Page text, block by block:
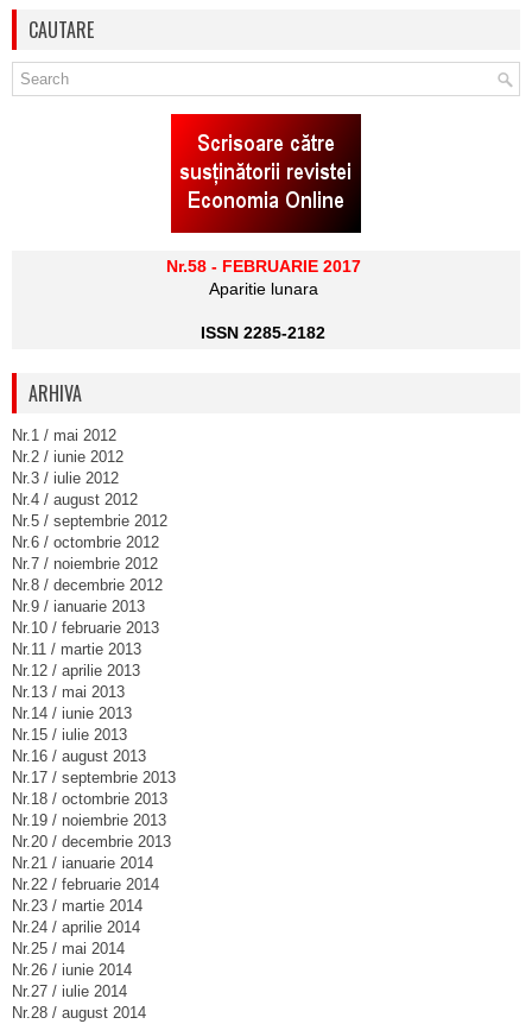
CAUTARE
Nr.58 - FEBRUARIE 2017
Aparitie lunara
ISSN 2285-2182
ARHIVA
Nr.1 / mai 2012
Nr.2 / iunie 2012
Nr.3 / iulie 2012
Nr.4 / august 2012
Nr.5 / septembrie 2012
Nr.6 / octombrie 2012
Nr.7 / noiembrie 2012
Nr.8 / decembrie 2012
Nr.9 / ianuarie 2013
Nr.10 / februarie 2013
Nr.11 / martie 2013
Nr.12 / aprilie 2013
Nr.13 / mai 2013
Nr.14 / iunie 2013
Nr.15 / iulie 2013
Nr.16 / august 2013
Nr.17 / septembrie 2013
Nr.18 / octombrie 2013
Nr.19 / noiembrie 2013
Nr.20 / decembrie 2013
Nr.21 / ianuarie 2014
Nr.22 / februarie 2014
Nr.23 / martie 2014
Nr.24 / aprilie 2014
Nr.25 / mai 2014
Nr.26 / iunie 2014
Nr.27 / iulie 2014
Nr.28 / august 2014